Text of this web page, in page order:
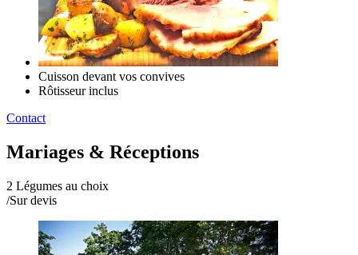
Cuisson devant vos convives
Rôtisseur inclus
Contact
Mariages & Réceptions
2 Légumes au choix
/Sur devis